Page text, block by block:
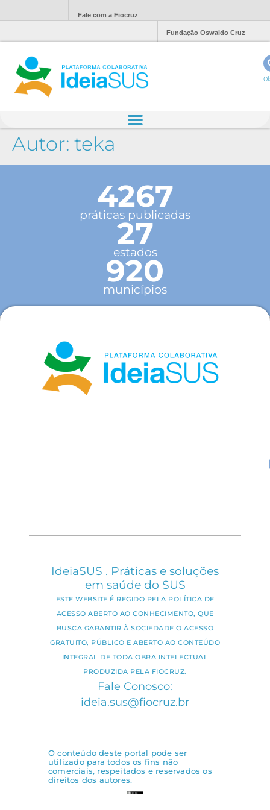
Fale com a Fiocruz
Fundação Oswaldo Cruz
Autor: teka
4267
práticas publicadas
27
estados
920
municípios
IdeiaSUS . Práticas e soluções
em saúde do SUS
ESTE WEBSITE É REGIDO PELA POLÍTICA DE
ACESSO ABERTO AO CONHECIMENTO, QUE
BUSCA GARANTIR À SOCIEDADE O ACESSO
GRATUITO, PÚBLICO E ABERTO AO CONTEÚDO
INTEGRAL DE TODA OBRA INTELECTUAL
PRODUZIDA PELA FIOCRUZ.
Fale Conosco:
ideia.sus@fiocruz.br
O conteúdo deste portal pode ser
utilizado para todos os fins não
comerciais, respeitados e reservados os
direitos dos autores.